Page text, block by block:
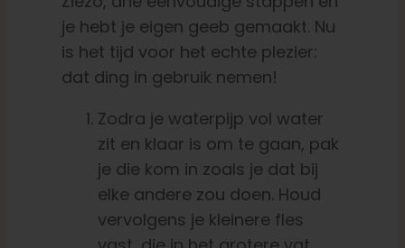
je hebt je eigen geeb gemaakt. Nu
is het tijd voor het echte plezier:
dat ding in gebruik nemen!
Zodra je waterpijp vol water
zit en klaar is om te gaan, pak
je die kom in zoals je dat bij
elke andere zou doen. Houd
vervolgens je kleinere fles